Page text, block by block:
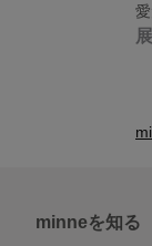
minneを知る